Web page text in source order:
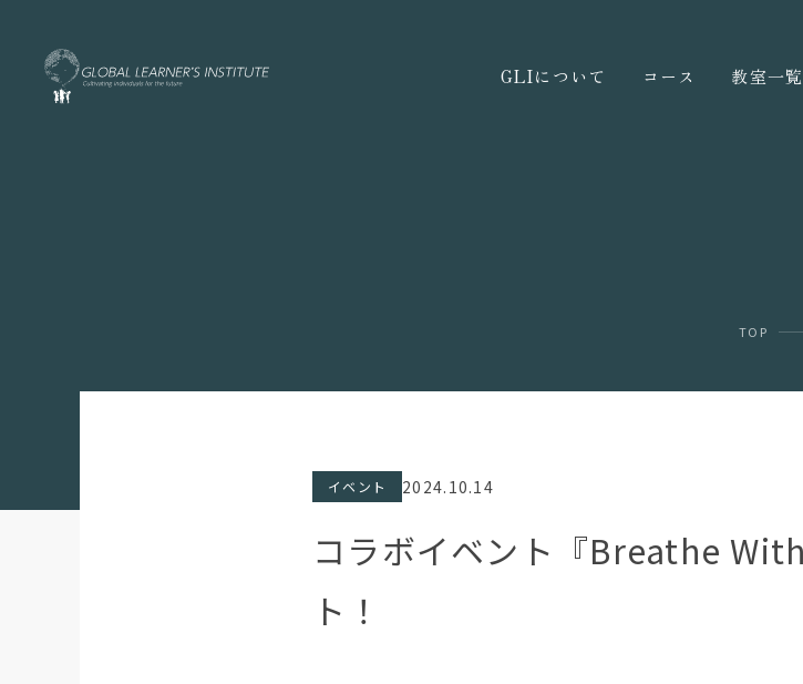
GLIについて コース 教室一覧
TOP
イベント 2024.10.14
コラボイベント『Breathe
ト！